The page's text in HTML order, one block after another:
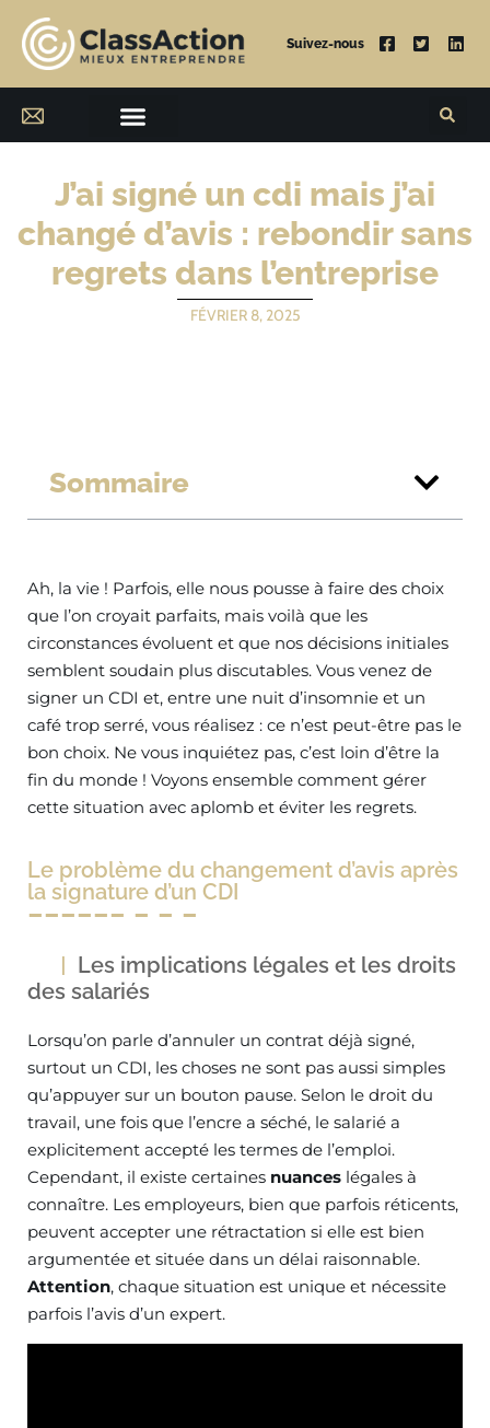
Suivez-nous
J’ai signé un cdi mais j’ai
changé d’avis : rebondir sans
regrets dans l’entreprise
FÉVRIER 8, 2025
Sommaire
Ah, la vie ! Parfois, elle nous pousse à faire des choix
que l’on croyait parfaits, mais voilà que les
circonstances évoluent et que nos décisions initiales
semblent soudain plus discutables. Vous venez de
signer un CDI et, entre une nuit d’insomnie et un
café trop serré, vous réalisez : ce n’est peut-être pas le
bon choix. Ne vous inquiétez pas, c’est loin d’être la
fin du monde ! Voyons ensemble comment gérer
cette situation avec aplomb et éviter les regrets.
Le problème du changement d’avis après
la signature d’un CDI
Les implications légales et les droits
des salariés
Lorsqu’on parle d’annuler un contrat déjà signé,
surtout un CDI, les choses ne sont pas aussi simples
qu’appuyer sur un bouton pause. Selon le droit du
travail, une fois que l’encre a séché, le salarié a
explicitement accepté les termes de l’emploi.
Cependant, il existe certaines nuances légales à
connaître. Les employeurs, bien que parfois réticents,
peuvent accepter une rétractation si elle est bien
argumentée et située dans un délai raisonnable.
Attention, chaque situation est unique et nécessite
parfois l’avis d’un expert.